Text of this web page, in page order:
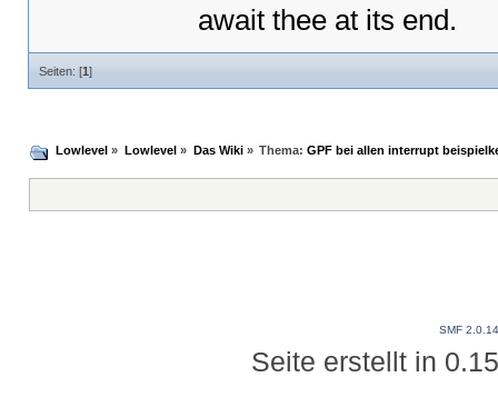
await thee at its end.
Seiten: [1]
Lowlevel » Lowlevel » Das Wiki» Thema:GPF bei allen interrupt
SMF 2.0.14
Seite erstellt in